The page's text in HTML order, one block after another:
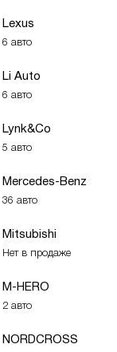
Lexus
6 авто
Li Auto
6 авто
Lynk&Co
5 авто
Mercedes-Benz
36 авто
Mitsubishi
Нет в продаже
M-HERO
2 авто
NORDCROSS